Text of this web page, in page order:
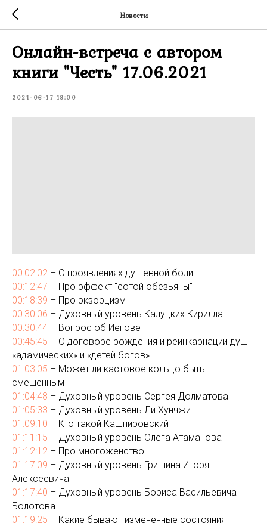
Новости
Онлайн-встреча с автором
книги "Честь" 17.06.2021
2021-06-17 18:00
00:02:02 – О проявлениях душевной боли
00:12:47 – Про эффект "сотой обезьяны"
00:18:39 – Про экзорцизм
00:30:06 – Духовный уровень Калуцких Кирилла
00:30:44 – Вопрос об Иегове
00:45:45 – О договоре рождения и реинкарнации душ
«адамических» и «детей богов»
01:03:05 – Может ли кастовое кольцо быть
смещённым
01:04:48 – Духовный уровень Сергея Долматова
01:05:33 – Духовный уровень Ли Хунчжи
01:09:10 – Кто такой Кашпировский
01:11:15 – Духовный уровень Олега Атаманова
01:12:12 – Про многоженство
01:17:09 – Духовный уровень Гришина Игоря
Алексеевича
01:17:40 – Духовный уровень Бориса Васильевича
Болотова
01:19:25 – Какие бывают измененные состояния